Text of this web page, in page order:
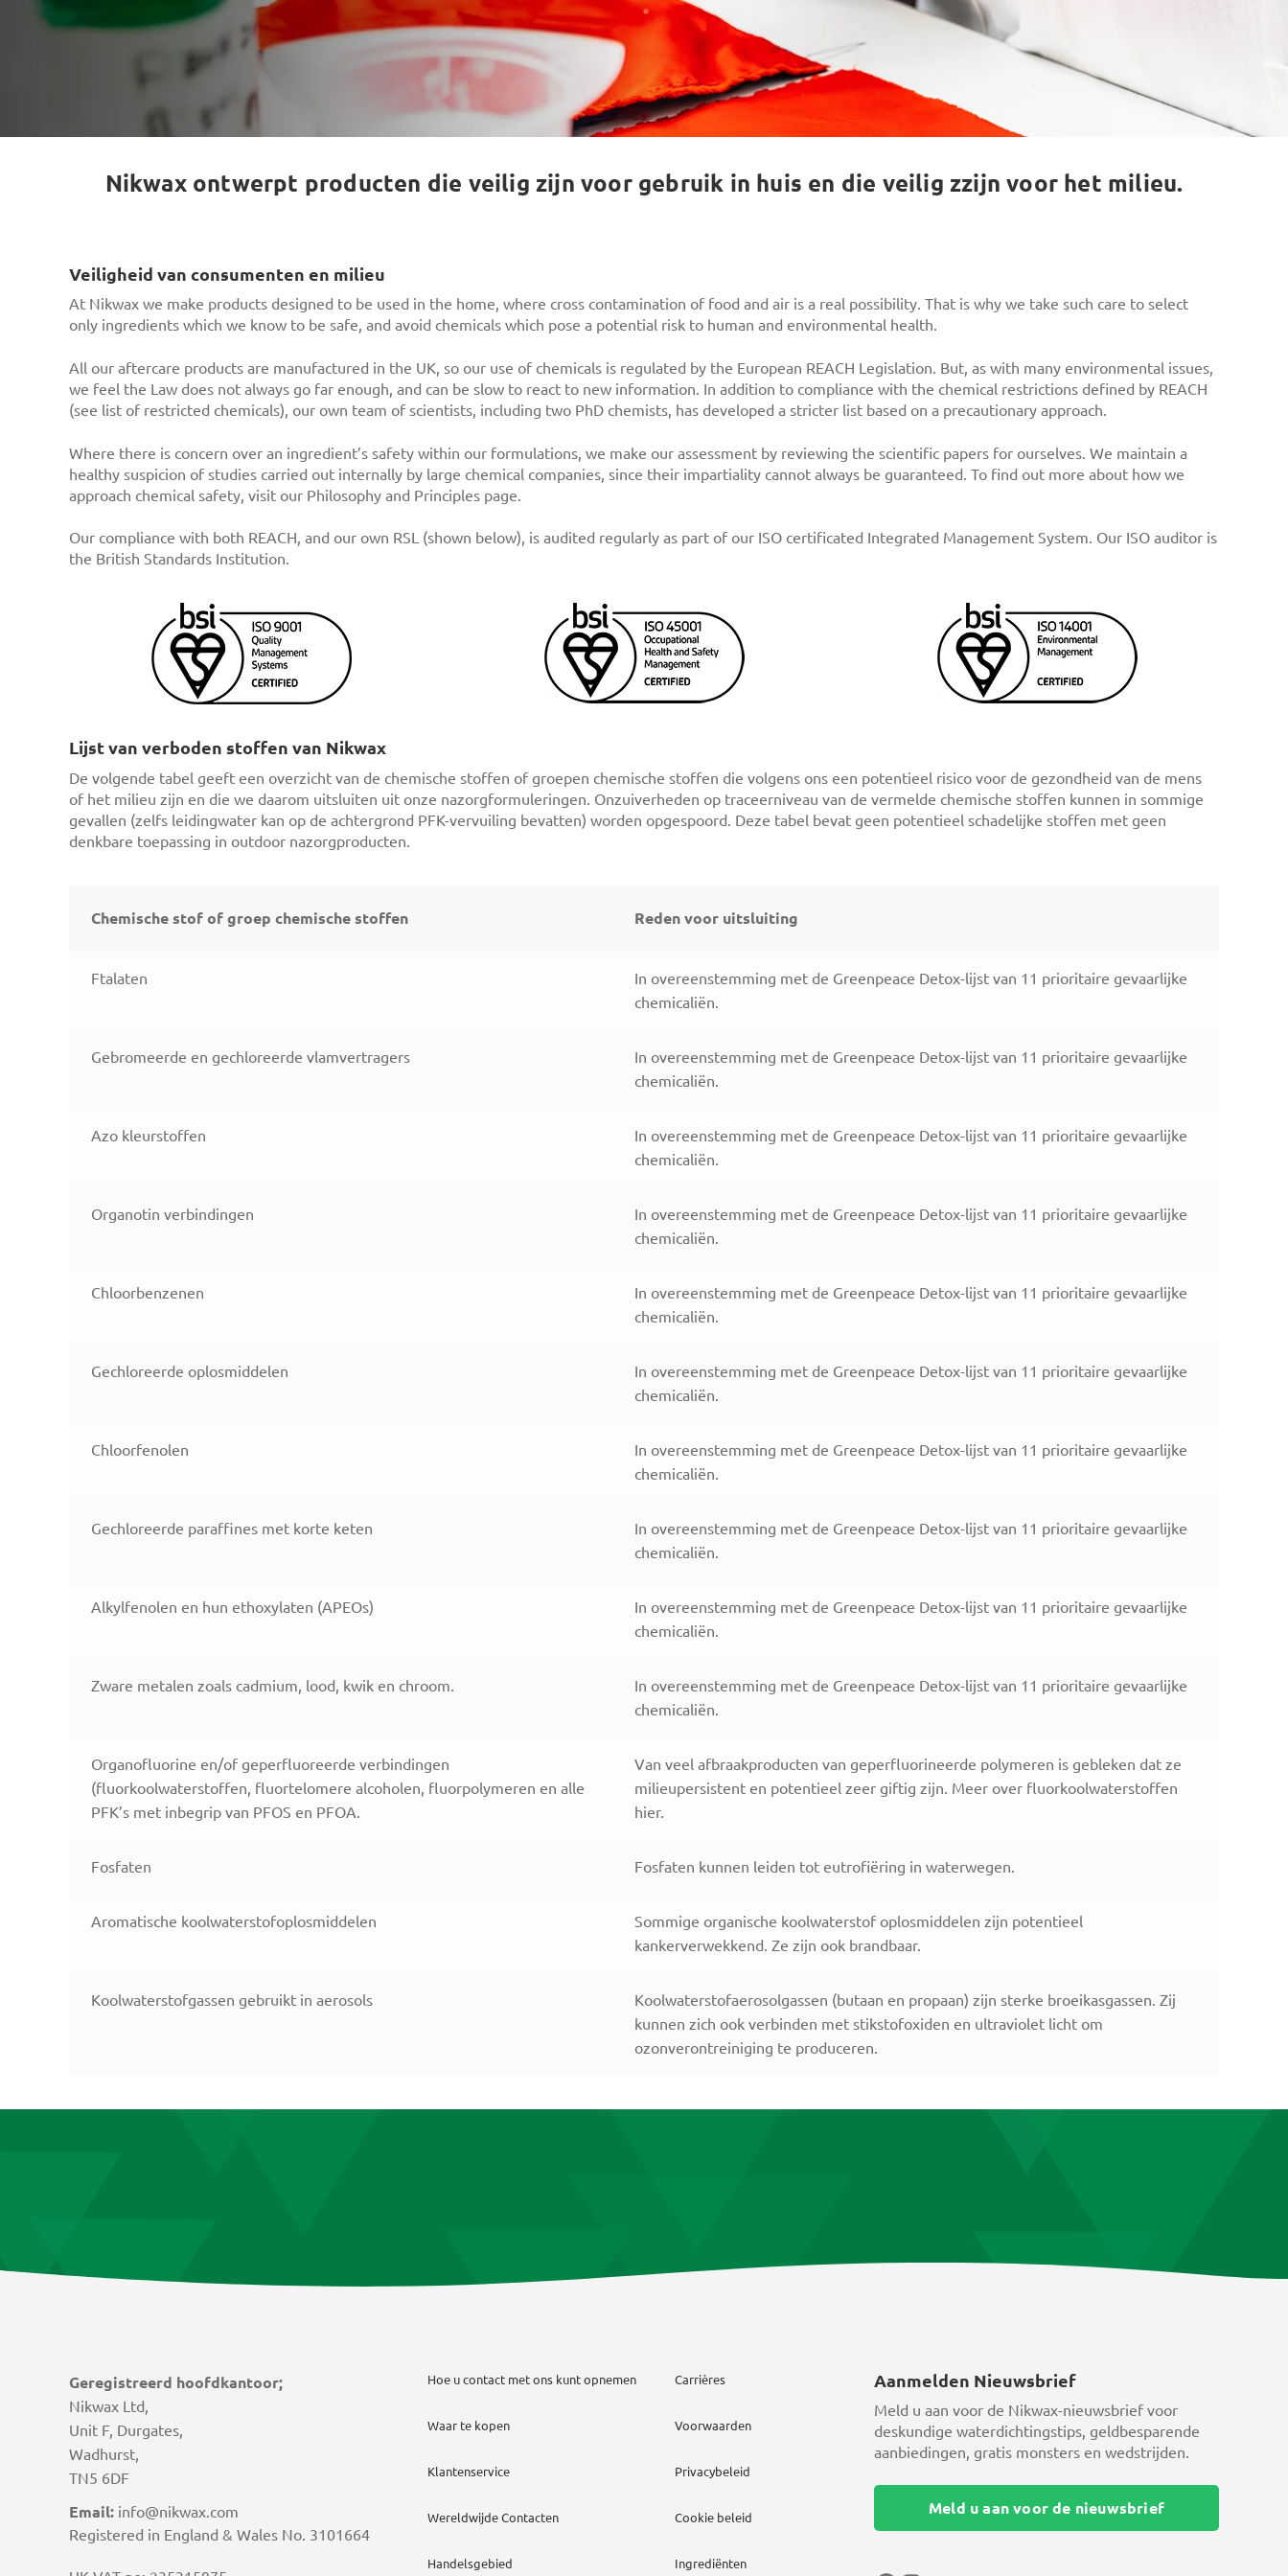
Nikwax ontwerpt producten die veilig zijn voor gebruik in huis en die veilig zzijn voor het milieu.
Veiligheid van consumenten en milieu
At Nikwax we make products designed to be used in the home, where cross contamination of food and air is a real possibility. That is why we take such care to select
only ingredients which we know to be safe, and avoid chemicals which pose a potential risk to human and environmental health.
All our aftercare products are manufactured in the UK, so our use of chemicals is regulated by the European REACH Legislation. But, as with many environmental issues,
we feel the Law does not always go far enough, and can be slow to react to new information. In addition to compliance with the chemical restrictions defined by REACH
(see list of restricted chemicals), our own team of scientists, including two PhD chemists, has developed a stricter list based on a precautionary approach.
Where there is concern over an ingredient’s safety within our formulations, we make our assessment by reviewing the scientific papers for ourselves. We maintain a
healthy suspicion of studies carried out internally by large chemical companies, since their impartiality cannot always be guaranteed. To find out more about how we
approach chemical safety, visit our Philosophy and Principles page.
Our compliance with both REACH, and our own RSL (shown below), is audited regularly as part of our ISO certificated Integrated Management System. Our ISO auditor is
the British Standards Institution.
Lijst van verboden stoffen van Nikwax
De volgende tabel geeft een overzicht van de chemische stoffen of groepen chemische stoffen die volgens ons een potentieel risico voor de gezondheid van de mens
of het milieu zijn en die we daarom uitsluiten uit onze nazorgformuleringen. Onzuiverheden op traceerniveau van de vermelde chemische stoffen kunnen in sommige
gevallen (zelfs leidingwater kan op de achtergrond PFK-vervuiling bevatten) worden opgespoord. Deze tabel bevat geen potentieel schadelijke stoffen met geen
denkbare toepassing in outdoor nazorgproducten.
Chemische stof of groep chemische stoffen Reden voor uitsluiting
Ftalaten
In overeenstemming met de Greenpeace Detox-lijst van 11 prioritaire gevaarlijke
chemicaliën.
Gebromeerde en gechloreerde vlamvertragers
In overeenstemming met de Greenpeace Detox-lijst van 11 prioritaire gevaarlijke
chemicaliën.
Azo kleurstoffen
In overeenstemming met de Greenpeace Detox-lijst van 11 prioritaire gevaarlijke
chemicaliën.
Organotin verbindingen
In overeenstemming met de Greenpeace Detox-lijst van 11 prioritaire gevaarlijke
chemicaliën.
Chloorbenzenen
In overeenstemming met de Greenpeace Detox-lijst van 11 prioritaire gevaarlijke
chemicaliën.
Gechloreerde oplosmiddelen
In overeenstemming met de Greenpeace Detox-lijst van 11 prioritaire gevaarlijke
chemicaliën.
Chloorfenolen
In overeenstemming met de Greenpeace Detox-lijst van 11 prioritaire gevaarlijke
chemicaliën.
Gechloreerde paraffines met korte keten
In overeenstemming met de Greenpeace Detox-lijst van 11 prioritaire gevaarlijke
chemicaliën.
Alkylfenolen en hun ethoxylaten (APEOs)
In overeenstemming met de Greenpeace Detox-lijst van 11 prioritaire gevaarlijke
chemicaliën.
Zware metalen zoals cadmium, lood, kwik en chroom.
In overeenstemming met de Greenpeace Detox-lijst van 11 prioritaire gevaarlijke
chemicaliën.
Organofluorine en/of geperfluoreerde verbindingen
(fluorkoolwaterstoffen, fluortelomere alcoholen, fluorpolymeren en alle
PFK’s met inbegrip van PFOS en PFOA.
Van veel afbraakproducten van geperfluorineerde polymeren is gebleken dat ze
milieupersistent en potentieel zeer giftig zijn. Meer over fluorkoolwaterstoffen
hier.
Fosfaten Fosfaten kunnen leiden tot eutrofiëring in waterwegen.
Aromatische koolwaterstofoplosmiddelen
Sommige organische koolwaterstof oplosmiddelen zijn potentieel
kankerverwekkend. Ze zijn ook brandbaar.
Koolwaterstofgassen gebruikt in aerosols
Koolwaterstofaerosolgassen (butaan en propaan) zijn sterke broeikasgassen. Zij
kunnen zich ook verbinden met stikstofoxiden en ultraviolet licht om
ozonverontreiniging te produceren.
Geregistreerd hoofdkantoor;
Nikwax Ltd,
Unit F, Durgates,
Wadhurst,
TN5 6DF
Email: info@nikwax.com
Registered in England & Wales No. 3101664
Hoe u contact met ons kunt opnemen
Waar te kopen
Klantenservice
Wereldwijde Contacten
Handelsgebied
Carrières
Voorwaarden
Privacybeleid
Cookie beleid
Ingrediënten
Aanmelden Nieuwsbrief
Meld u aan voor de Nikwax-nieuwsbrief voor
deskundige waterdichtingstips, geldbesparende
aanbiedingen, gratis monsters en wedstrijden.
Meld u aan voor de nieuwsbrief